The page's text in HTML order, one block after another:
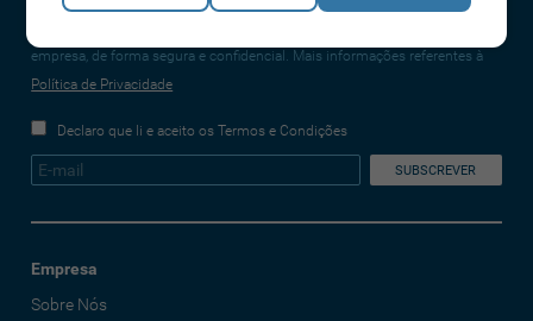
empresa, de forma segura e confidencial. Mais informações referentes à
Política de Privacidade
Declaro que li e aceito os Termos e Condições
Empresa
Sobre Nós